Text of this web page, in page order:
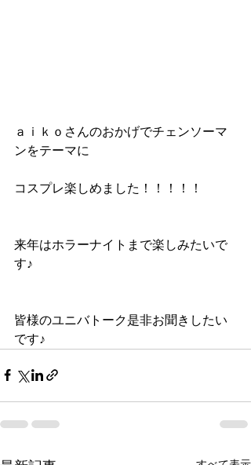
ａｉｋｏさんのおかげでチェンソーマ
ンをテーマに
コスプレ楽しめました！！！！！
来年はホラーナイトまで楽しみたいで
す♪
皆様のユニバトーク是非お聞きしたい
です♪